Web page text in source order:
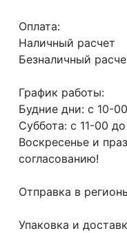
Оплата:
Наличный расчет
Безналичный
График работы:
Будние дни: с 10-
Суббота: с 11-00
Воскресенье и
согласованию!
Отправка в
Упаковка и